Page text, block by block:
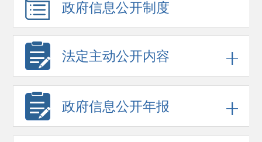
政府信息公开制度
法定主动公开内容
政府信息公开年报